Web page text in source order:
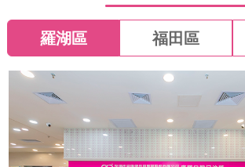
羅湖區 福田區